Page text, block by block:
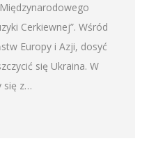
Cerkiewnej”. Wśród
Europy i Azji, dosyć
się Ukraina. W
się z…